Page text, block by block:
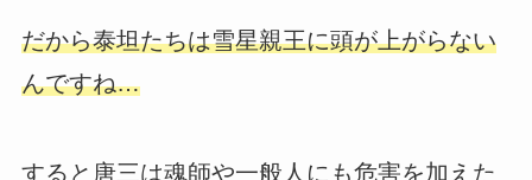
だから泰坦たちは雪星親王に頭が上がらない
んですね…
すると唐三は魂師や一般人にも危害を加えた